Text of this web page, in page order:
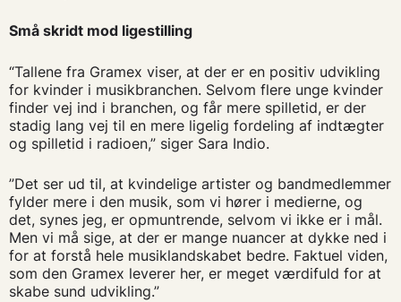
Små skridt mod ligestilling
“Tallene fra Gramex viser, at der er en positiv udvikling
for kvinder i musikbranchen. Selvom flere unge kvinder
finder vej ind i branchen, og får mere spilletid, er der
stadig lang vej til en mere ligelig fordeling af indtægter
og spilletid i radioen,” siger Sara Indio.
”Det ser ud til, at kvindelige artister og bandmedlemmer
fylder mere i den musik, som vi hører i medierne, og
det, synes jeg, er opmuntrende, selvom vi ikke er i mål.
Men vi må sige, at der er mange nuancer at dykke ned i
for at forstå hele musiklandskabet bedre. Faktuel viden,
som den Gramex leverer her, er meget værdifuld for at
skabe sund udvikling.”